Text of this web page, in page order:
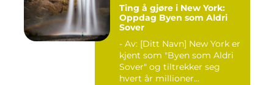
Ting å gjøre i New York:
Oppdag Byen som Aldri
Sover
- Av: [Ditt Navn] New York er
kjent som "Byen som Aldri
Sover" og tiltrekker seg
hvert år millioner...